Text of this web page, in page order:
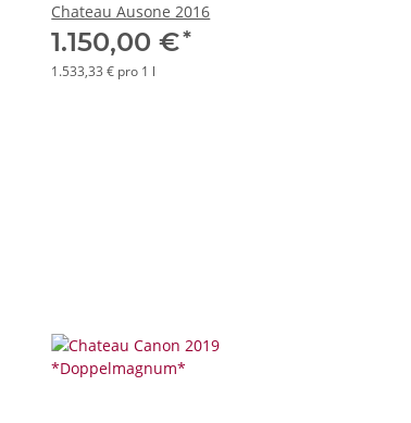
Chateau Ausone 2016
1.150,00 €*
1.533,33 € pro 1 l